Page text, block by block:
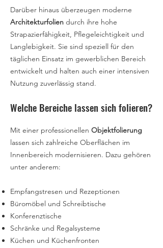
Darüber hinaus überzeugen moderne
Architekturfolien durch ihre hohe
Strapazierfähigkeit, Pflegeleichtigkeit und
Langlebigkeit. Sie sind speziell für den
täglichen Einsatz im gewerblichen Bereich
entwickelt und halten auch einer intensiven
Nutzung zuverlässig stand.
Welche Bereiche lassen sich folieren?
Mit einer professionellen Objektfolierung
lassen sich zahlreiche Oberflächen im
Innenbereich modernisieren. Dazu gehören
unter anderem:
Empfangstresen und Rezeptionen
Büromöbel und Schreibtische
Konferenztische
Schränke und Regalsysteme
Küchen und Küchenfronten